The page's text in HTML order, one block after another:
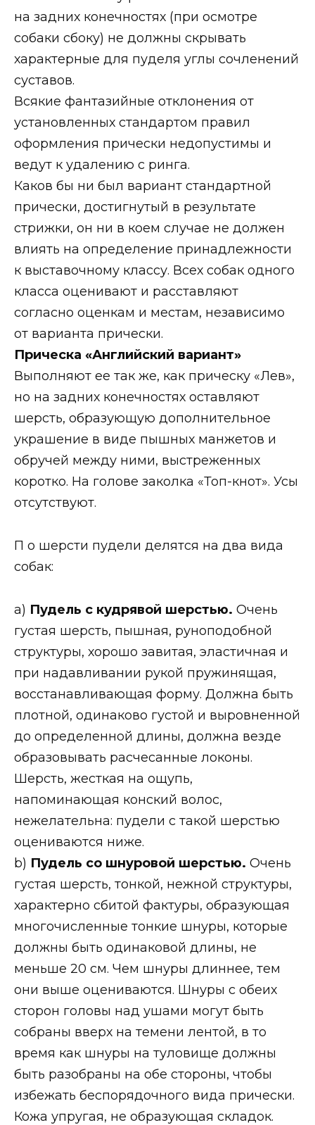
на задних конечностях (при осмотре
собаки сбоку) не должны скрывать
характерные для пуделя углы сочленений
суставов.
Всякие фантазийные отклонения от
установленных стандартом правил
оформления прически недопустимы и
ведут к удалению с ринга.
Каков бы ни был вариант стандартной
прически, достигнутый в результате
стрижки, он ни в коем случае не должен
влиять на определение принадлежности
к выставочному классу. Всех собак одного
класса оценивают и расставляют
согласно оценкам и местам, независимо
от варианта прически.
Прическа «Английский вариант»
Выполняют ее так же, как прическу «Лев»,
но на задних конечностях оставляют
шерсть, образующую дополнительное
украшение в виде пышных манжетов и
обручей между ними, выстреженных
коротко. На голове заколка «Топ-кнот». Усы
отсутствуют.
П о шерсти пудели делятся на два вида
собак:
a) Пудель с кудрявой шерстью. Очень
густая шерсть, пышная, руноподобной
структуры, хорошо завитая, эластичная и
при надавливании рукой пружинящая,
восстанавливающая форму. Должна быть
плотной, одинаково густой и выровненной
до определенной длины, должна везде
образовывать расчесанные локоны.
Шерсть, жесткая на ощупь,
напоминающая конский волос,
нежелательна: пудели с такой шерстью
оцениваются ниже.
b) Пудель со шнуровой шерстью. Очень
густая шерсть, тонкой, нежной структуры,
характерно сбитой фактуры, образующая
многочисленные тонкие шнуры, которые
должны быть одинаковой длины, не
меньше 20 см. Чем шнуры длиннее, тем
они выше оцениваются. Шнуры с обеих
сторон головы над ушами могут быть
собраны вверх на темени лентой, в то
время как шнуры на туловище должны
быть разобраны на обе стороны, чтобы
избежать беспорядочного вида прически.
Кожа упругая, не образующая складок.